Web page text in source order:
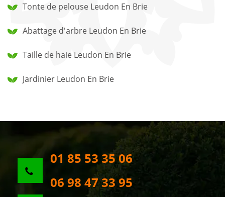
Tonte de pelouse Leudon En Brie
Abattage d'arbre Leudon En Brie
Taille de haie Leudon En Brie
Jardinier Leudon En Brie
01 85 53 35 06
06 98 47 33 95